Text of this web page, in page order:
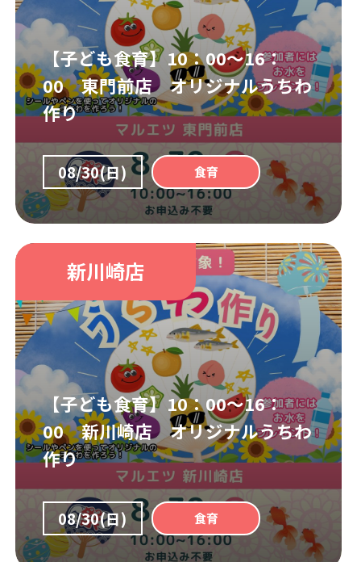
【子ども食育】10：00～16：
00 東門前店 オリジナルうちわ
作り
08/30(日) 食育
【子ども食育】10：00～16：
00 新川崎店 オリジナルうちわ
作り
08/30(日) 食育
新川崎店